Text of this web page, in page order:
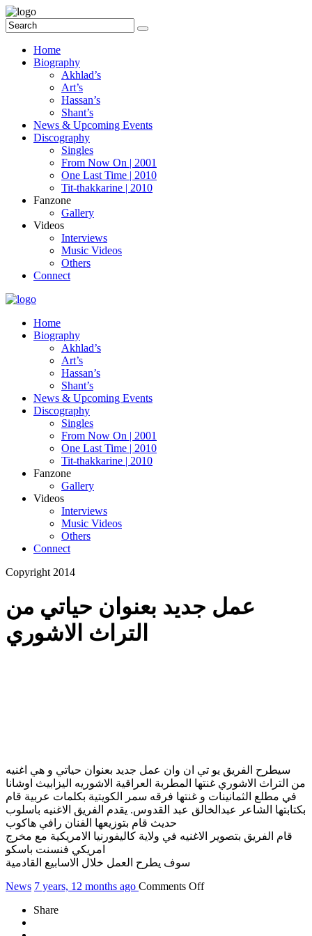
Home
Biography
Akhlad’s
Art’s
Hassan’s
Shant’s
News & Upcoming Events
Discography
Singles
From Now On | 2001
One Last Time | 2010
Tit-thakkarine | 2010
Fanzone
Gallery
Videos
Interviews
Music Videos
Others
Connect
Home
Biography
Akhlad’s
Art’s
Hassan’s
Shant’s
News & Upcoming Events
Discography
Singles
From Now On | 2001
One Last Time | 2010
Tit-thakkarine | 2010
Fanzone
Gallery
Videos
Interviews
Music Videos
Others
Connect
Copyright 2014
عمل جديد بعنوان حياتي من
التراث الاشوري
سيطرح الفريق يو تي ان وان عمل جديد بعنوان حياتي و هي اغنيه
من التراث الاشوري غنتها المطربة العراقية الاشوريه اليزابيث اوشانا
في مطلع الثمانينات و غنتها فرقه سمر الكويتية بكلمات عربية قام
بكتابتها الشاعر عبدالخالق عبد القدوس. يقدم الفريق الاغنيه باسلوب
حديث قام بتوزيعها الفنان رافي هاكوب
قام الفريق بتصوير الاغنيه في ولاية كاليفورنيا الامريكية مع مخرج
سوف يطرح العمل خلال الاسابيع القادمية
News 7 years, 12 months ago Comments Offon
Share